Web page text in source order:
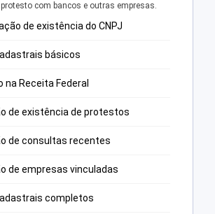
com bancos e outras empresas.
de existência do CNPJ
básicos
na Receita Federal
de existência de protestos
de consultas recentes
de empresas vinculadas
completos